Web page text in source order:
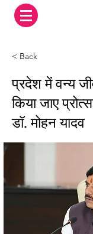
< Back
प्रदेश में वन्य
किया जाए
डॉ. मोहन यादव